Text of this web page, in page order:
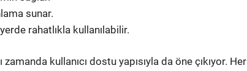
sunar.
rahatlıkla kullanılabilir.
kullanıcı dostu yapısıyla da öne çıkıyor. Her